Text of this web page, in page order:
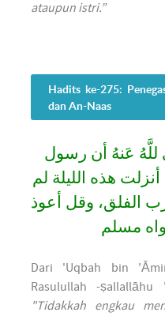
ataupun istri.”
Hadits ke-275:
dan An-Naas
عَنهُ أن رسول
هذه الليلة لم
الفلق، وقل أعوذ
مسلم
Dari 'Uqbah bin
Rasulullah -
"Tidakkah engkau